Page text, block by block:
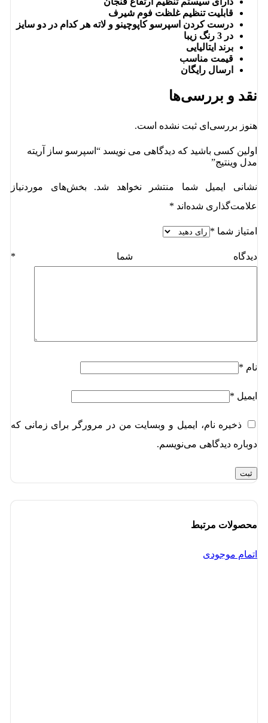
قابلیت تنظیم غلظت فوم شیرف
درست کردن اسپرسو کاپوچینو و لاته هر کدام در دو سایز
در 3 رنگ زیبا
برند ایتالیایی
قیمت مناسب
ارسال رایگان
نقد و بررسی‌ها
هنوز بررسی‌ای ثبت نشده است.
اولین کسی باشید که دیدگاهی می نویسد “اسپرسو ساز آریته
مدل وینتیج”
نشانی ایمیل شما منتشر نخواهد شد.
بخش‌های موردنیاز
علامت‌گذاری شده‌اند *
امتیاز شما *
دیدگاه شما *
نام *
ایمیل *
ذخیره نام، ایمیل و وبسایت من در مرورگر برای زمانی که
دوباره دیدگاهی می‌نویسم.
محصولات مرتبط
اتمام موجودی